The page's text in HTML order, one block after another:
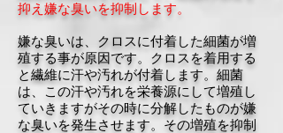
抑え嫌な臭いを抑制します。
嫌な臭いは、クロスに付着した細菌が増
殖する事が原因です。クロスを着用する
と繊維に汗や汚れが付着します。細菌
は、この汗や汚れを栄養源にして増殖し
ていきますがその時に分解したものが嫌
な臭いを発生させます。 その増殖を抑制